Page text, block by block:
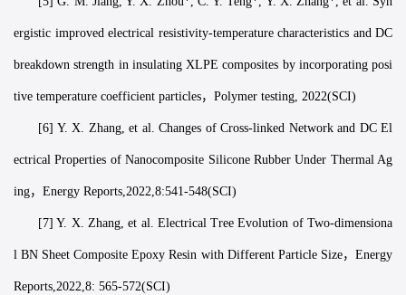
ergistic improved electrical resistivity-temperature characteristics and DC
breakdown strength in insulating XLPE composites by incorporating posi
tive temperature coefficient particles，Polymer testing, 2022(SCI)
[6] Y. X. Zhang, et al. Changes of Cross-linked Network and DC El
ectrical Properties of Nanocomposite Silicone Rubber Under Thermal Ag
ing，Energy Reports,2022,8:541-548(SCI)
[7] Y. X. Zhang, et al. Electrical Tree Evolution of Two-dimensiona
l BN Sheet Composite Epoxy Resin with Different Particle Size，Energy
Reports,2022,8: 565-572(SCI)